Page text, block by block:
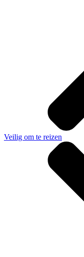
Veilig om te reizen